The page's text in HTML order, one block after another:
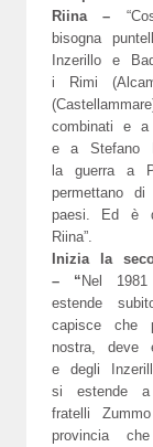
Riina –
bisogna
Inzerillo e
i Rimi
combinati e
e a Stefano
la guerra a
permettano
paesi. Ed è
Riina”.
Inizia la
– “Nel
estende
capisce che
nostra, deve
e degli
si estende
fratelli
provincia